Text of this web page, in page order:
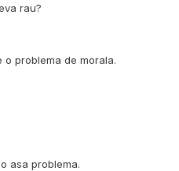
rau?
problema de morala.
asa problema.